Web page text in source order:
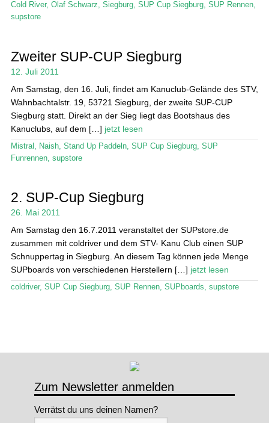
Mein Konto
Zum Newsletter anmelden
Verrätst du uns deinen Namen?
Cold River, Olaf Schwarz, Siegburg, SUP Cup Siegburg, SUP Rennen,
supstore
Zweiter SUP-CUP Siegburg
12. Juli 2011
Am Samstag, den 16. Juli, findet am Kanuclub-Gelände des STV,
Wahnbachtalstr. 19, 53721 Siegburg, der zweite SUP-CUP
Siegburg statt. Direkt an der Sieg liegt das Bootshaus des
Kanuclubs, auf dem […] jetzt lesen
Mistral Naish, Stand Up Paddeln, SUP Cup Siegburg, SUP
Funrennen, supstore
2. SUP-Cup Siegburg
26. Mai 2011
Am Samstag den 16.7.2011 veranstaltet der SUPstore.de
zusammen mit coldriver und dem STV- Kanu Club einen SUP
Schnuppertag in Siegburg. An diesem Tag können jede Menge
SUPboards von verschiedenen Herstellern […] jetzt lesen
coldriver, SUP Cup Siegburg, SUP Rennen, SUPboards, supstore